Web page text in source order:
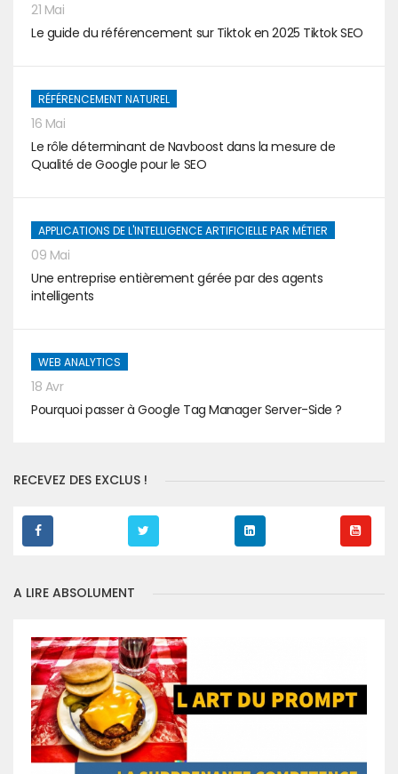
21 Mai
Le guide du référencement sur Tiktok en 2025 Tiktok SEO
RÉFÉRENCEMENT NATUREL
16 Mai
Le rôle déterminant de Navboost dans la mesure de
Qualité de Google pour le SEO
APPLICATIONS DE L'INTELLIGENCE ARTIFICIELLE PAR MÉTIER
09 Mai
Une entreprise entièrement gérée par des agents
intelligents
WEB ANALYTICS
18 Avr
Pourquoi passer à Google Tag Manager Server-Side ?
RECEVEZ DES EXCLUS !
A LIRE ABSOLUMENT